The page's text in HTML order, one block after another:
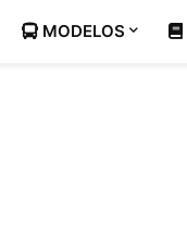
MODELOS